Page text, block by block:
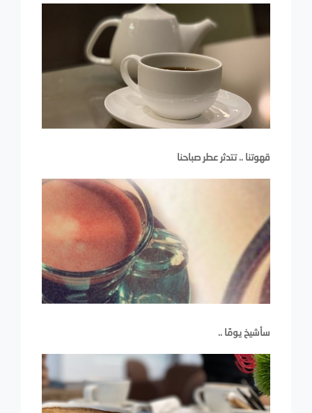
قهوتنا .. تتدثر عطر صباحنا
سأشيخ يومًا ..